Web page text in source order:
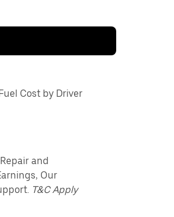
Cost by Driver
and
Our
T&C Apply